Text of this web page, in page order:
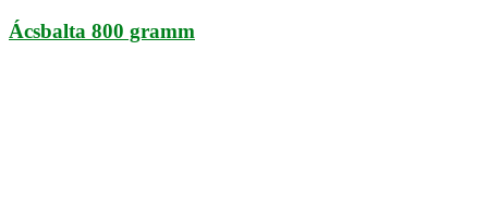
Ácsbalta 800 gramm